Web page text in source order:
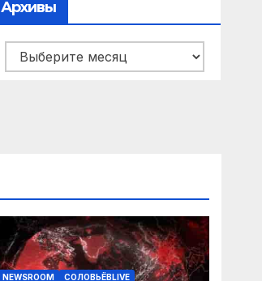
Архивы
Архивы
NEWSROOM СОЛОВЬЁВLIVE